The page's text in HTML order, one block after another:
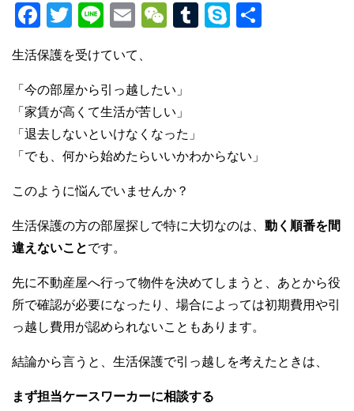
F
c
e
b
o
o
k
T
wi
tt
er
Li
e
E
ail
W
h
at
T
S
生活保護を受けていて、
「今の部屋から引っ越したい」
「家賃が高くて生活が苦しい」
「退去しないといけなくなった」
「でも、何から始めたらいいかわからない」
このように悩んでいませんか？
生活保護の方の部屋探しで特に大切なのは、 動く順番を間
違えないことです。
先に不動産屋へ行って物件を決めてしまうと、あとから役
所で確認が必要になったり、場合によっては初期費用や引
っ越し費用が認められないこともあります。
結論から言うと、生活保護で引っ越しを考えたときは、
まず担当ケースワーカーに相談する